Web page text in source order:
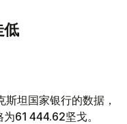
低
斯坦国家银行的数据，
61 444.62坚戈。